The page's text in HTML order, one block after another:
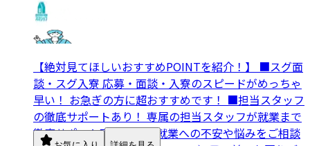
【絶対見てほしいおすすめPOINTを紹介！】 ■スグ面
談・スグ入寮 応募・面談・入寮のスピードがめっちゃ
早い！ お急ぎの方に超おすすめです！ ■担当スタッフ
の徹底サポートあり！ 専属の担当スタッフが就業まで
徹底サポート致します。 就業への不安や悩みをご相談